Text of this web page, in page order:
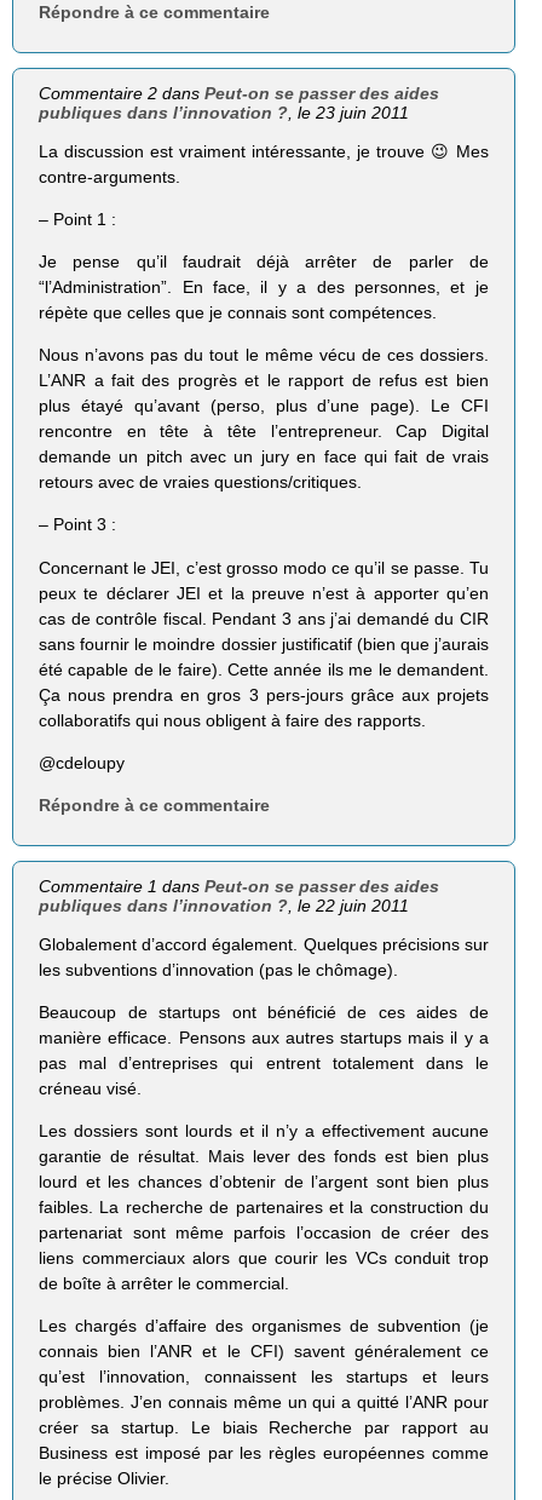
Répondre à ce commentaire
Commentaire 2 dansPeut-on se passer des aides
publiques dans l’innovation ? , le 23 juin 2011
La discussion est vraiment intéressante, je trouve 😉 Mes
contre-arguments.
– Point 1 :
Je pense qu’il faudrait déjà arrêter de parler de
“l’Administration”. En face, il y a des personnes, et je
répète que celles que je connais sont compétences.
Nous n’avons pas du tout le même vécu de ces dossiers.
L’ANR a fait des progrès et le rapport de refus est bien
plus étayé qu’avant (perso, plus d’une page). Le CFI
rencontre en tête à tête l’entrepreneur. Cap Digital
demande un pitch avec un jury en face qui fait de vrais
retours avec de vraies questions/critiques.
– Point 3 :
Concernant le JEI, c’est grosso modo ce qu’il se passe. Tu
peux te déclarer JEI et la preuve n’est à apporter qu’en
cas de contrôle fiscal. Pendant 3 ans j’ai demandé du CIR
sans fournir le moindre dossier justificatif (bien que j’aurais
été capable de le faire). Cette année ils me le demandent.
Ça nous prendra en gros 3 pers-jours grâce aux projets
collaboratifs qui nous obligent à faire des rapports.
@cdeloupy
Répondre à ce commentaire
Commentaire 1 dansPeut-on se passer des aides
publiques dans l’innovation ? , le 22 juin 2011
Globalement d’accord également. Quelques précisions sur
les subventions d’innovation (pas le chômage).
Beaucoup de startups ont bénéficié de ces aides de
manière efficace. Pensons aux autres startups mais il y a
pas mal d’entreprises qui entrent totalement dans le
créneau visé.
Les dossiers sont lourds et il n’y a effectivement aucune
garantie de résultat. Mais lever des fonds est bien plus
lourd et les chances d’obtenir de l’argent sont bien plus
faibles. La recherche de partenaires et la construction du
partenariat sont même parfois l’occasion de créer des
liens commerciaux alors que courir les VCs conduit trop
de boîte à arrêter le commercial.
Les chargés d’affaire des organismes de subvention (je
connais bien l’ANR et le CFI) savent généralement ce
qu’est l’innovation, connaissent les startups et leurs
problèmes. J’en connais même un qui a quitté l’ANR pour
créer sa startup. Le biais Recherche par rapport au
Business est imposé par les règles européennes comme
le précise Olivier.